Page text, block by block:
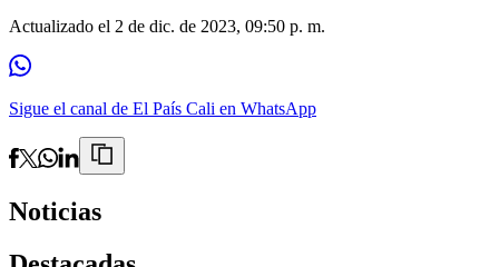
Actualizado el 2 de dic. de 2023, 09:50 p. m.
Sigue el canal de El País Cali en WhatsApp
Noticias